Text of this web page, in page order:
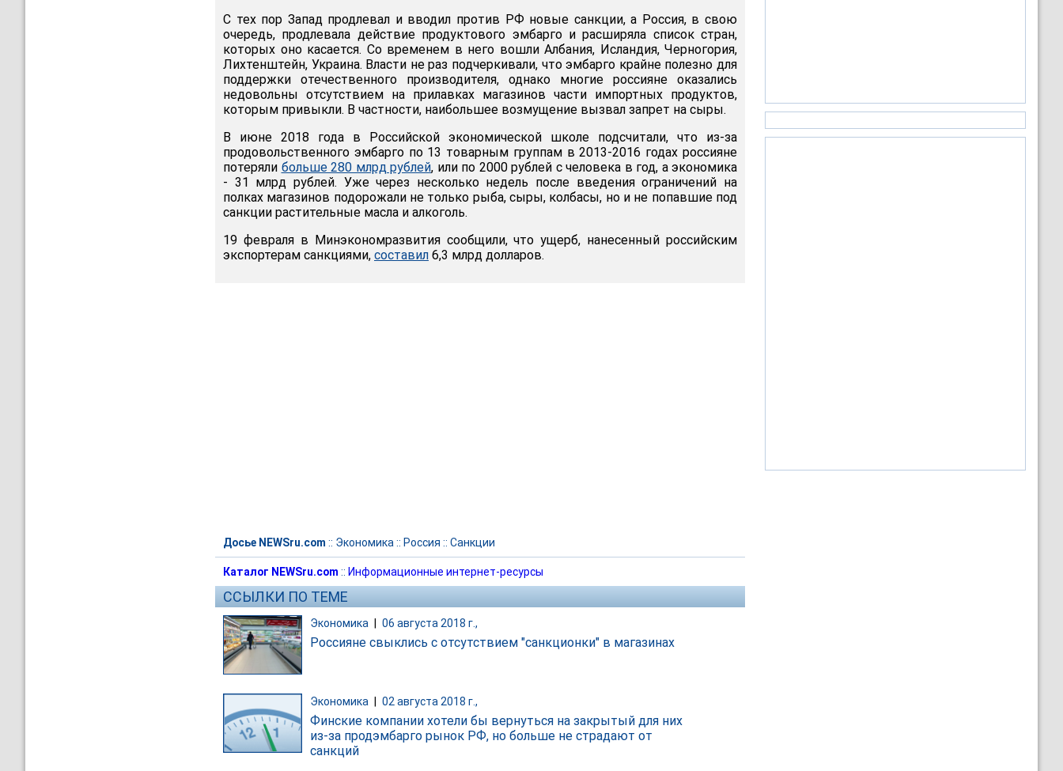
С тех пор Запад продлевал и вводил против РФ новые санкции, а Россия, в свою
очередь, продлевала действие продуктового эмбарго и расширяла список стран,
которых оно касается. Со временем в него вошли Албания, Исландия, Черногория,
Лихтенштейн, Украина. Власти не раз подчеркивали, что эмбарго крайне полезно для
поддержки отечественного производителя, однако многие россияне оказались
недовольны отсутствием на прилавках магазинов части импортных продуктов,
которым привыкли. В частности, наибольшее возмущение вызвал запрет на сыры.
В июне 2018 года в Российской экономической школе подсчитали, что из-за
продовольственного эмбарго по 13 товарным группам в 2013-2016 годах россияне
потеряли больше 280 млрд рублей, или по 2000 рублей с человека в год, а экономика
- 31 млрд рублей. Уже через несколько недель после введения ограничений на
полках магазинов подорожали не только рыба, сыры, колбасы, но и не попавшие под
санкции растительные масла и алкоголь.
19 февраля в Минэкономразвития сообщили, что ущерб, нанесенный российским
экспортерам санкциями, составил 6,3 млрд долларов.
Досье NEWSru.com :: Экономика :: Россия :: Санкции
Каталог NEWSru.com :: Информационные интернет-ресурсы
ССЫЛКИ ПО ТЕМЕ
Экономика 06 августа 2018 г.,
Россияне свыклись с отсутствием "санкционки" в магазинах
Экономика 02 августа 2018 г.,
Финские компании хотели бы вернуться на закрытый для них
из-за продэмбарго рынок РФ, но больше не страдают от
санкций